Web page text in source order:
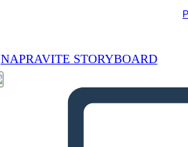
NAPRAVITE STORYBOARD